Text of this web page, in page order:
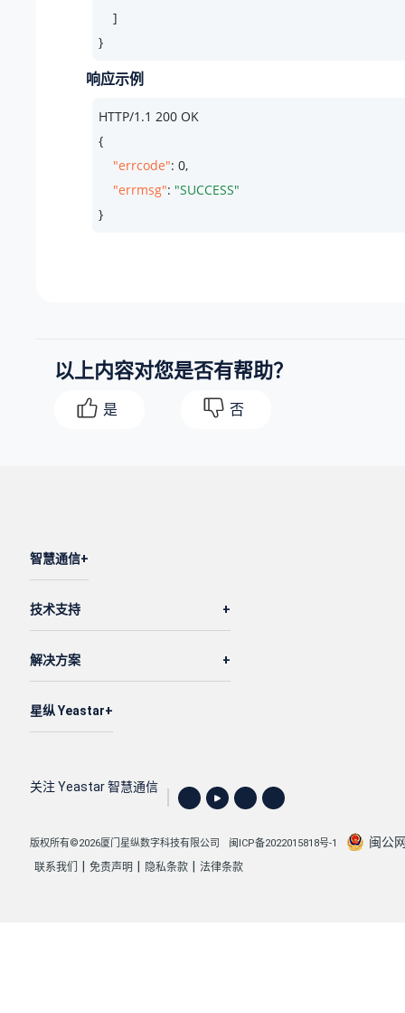
    ]
}
响应示例
HTTP/1.1 200 OK
{
"errcode": 0,
"errmsg": "SUCCESS"
}
以上内容对您是否有帮助？
是 否
智慧通信
技术支持
解决方案
星纵 Yeastar
关注 Yeastar 智慧通信
版权所有©2026厦门星纵数字科技有限公司 闽ICP备2022015818号-1 闽公
联系我们 免责声明 隐私条款 法律条款